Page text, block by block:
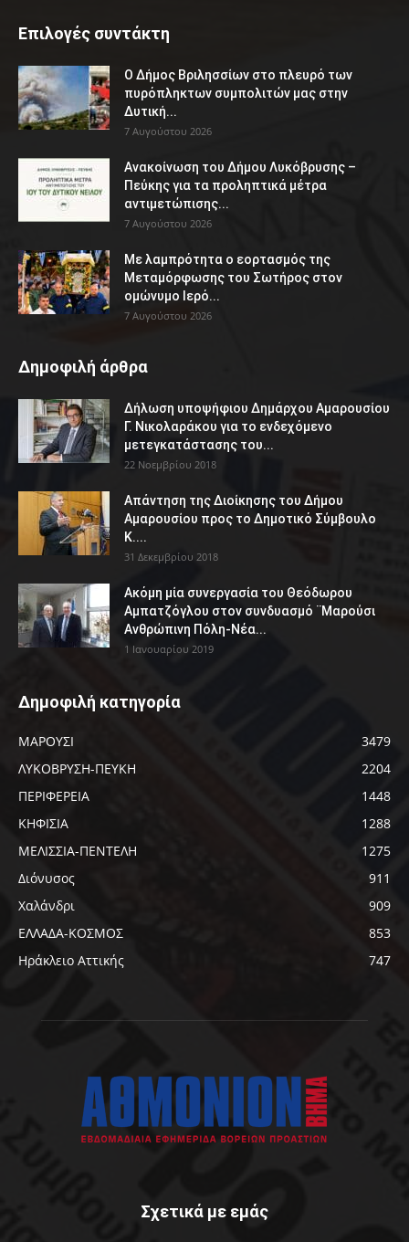
Επιλογές συντάκτη
Ο Δήμος Βριλησσίων στο πλευρό των
πυρόπληκτων συμπολιτών μας στην
Δυτική...
7 Αυγούστου 2026
Ανακοίνωση του Δήμου Λυκόβρυσης –
Πεύκης για τα προληπτικά μέτρα
αντιμετώπισης...
7 Αυγούστου 2026
Με λαμπρότητα ο εορτασμός της
Μεταμόρφωσης του Σωτήρος στον
ομώνυμο Ιερό...
7 Αυγούστου 2026
Δημοφιλή άρθρα
Δήλωση υποψήφιου Δημάρχου Αμαρουσίου
Γ. Νικολαράκου για το ενδεχόμενο
μετεγκατάστασης του...
22 Νοεμβρίου 2018
Απάντηση της Διοίκησης του Δήμου
Αμαρουσίου προς το Δημοτικό Σύμβουλο
Κ....
31 Δεκεμβρίου 2018
Ακόμη μία συνεργασία του Θεόδωρου
Αμπατζόγλου στον συνδυασμό ¨Μαρούσι
Ανθρώπινη Πόλη-Νέα...
1 Ιανουαρίου 2019
Δημοφιλή κατηγορία
ΜΑΡΟΥΣΙ
3479
ΛΥΚΟΒΡΥΣΗ-ΠΕΥΚΗ
2204
ΠΕΡΙΦΕΡΕΙΑ
1448
ΚΗΦΙΣΙΑ
1288
ΜΕΛΙΣΣΙΑ-ΠΕΝΤΕΛΗ
1275
Διόνυσος
911
Χαλάνδρι
909
ΕΛΛΑΔΑ-ΚΟΣΜΟΣ
853
Ηράκλειο Αττικής
747
Σχετικά με εμάς